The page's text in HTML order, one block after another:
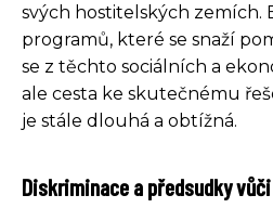
svých hostitelských zemích.
programů, které se snaží
se z těchto sociálních a
ale cesta ke skutečnému
je stále dlouhá a obtížná.
Diskriminace a předsudky